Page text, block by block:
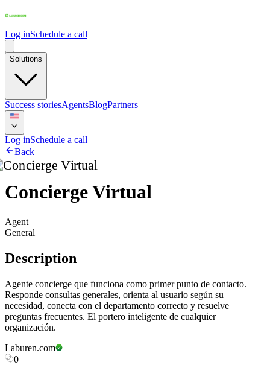
Log inSchedule a call
Solutions
Success storiesAgentsBlogPartners
Log inSchedule a call
Back
Concierge Virtual
Agent
General
Description
Agente concierge que funciona como primer punto de contacto.
Responde consultas generales, orienta al usuario según su
necesidad, conecta con el departamento correcto y resuelve
preguntas frecuentes. El portero inteligente de cualquier
organización.
Laburen.com
0